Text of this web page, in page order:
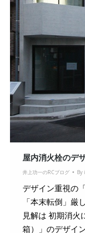
屋内消火栓のデ
井上功一のRCブログ By
デザイン重視の
「本末転倒」厳
見解は 初期消火
箱）」のデザイ